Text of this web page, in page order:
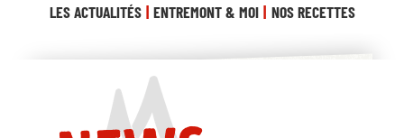
LES ACTUALITÉS ENTREMONT & MOI NOS RECETTES